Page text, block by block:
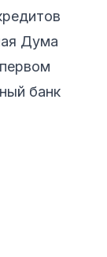
Дума
банк